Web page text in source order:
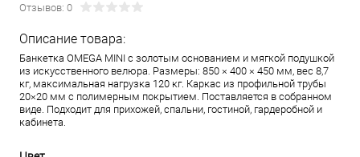
Отзывов: 0
Описание товара:
Банкетка OMEGA MINI с золотым основанием и мягкой подушкой
из искусственного велюра. Размеры: 850 × 400 × 450 мм, вес 8,7
кг, максимальная нагрузка 120 кг. Каркас из профильной трубы
20×20 мм с полимерным покрытием. Поставляется в собранном
виде. Подходит для прихожей, спальни, гостиной, гардеробной и
кабинета.